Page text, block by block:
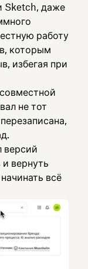
Sketch, даже
работу
которым
избегая при
не тот
версий
вернуть
всё